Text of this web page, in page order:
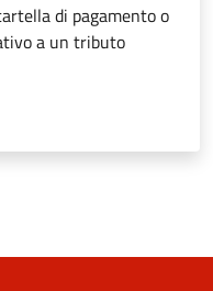
di pagamento o
a un tributo